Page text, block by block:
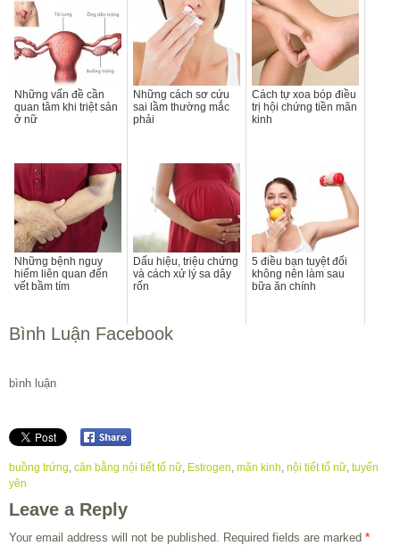
Những vấn đề cần
quan tâm khi triệt sản
ở nữ
Những cách sơ cứu
sai lầm thường mắc
phải
Cách tự xoa bóp điều
trị hội chứng tiền mãn
kinh
Những bệnh nguy
hiểm liên quan đến
vết bầm tím
Dấu hiệu, triệu chứng
và cách xử lý sa dây
rốn
5 điều bạn tuyệt đối
không nên làm sau
bữa ăn chính
Bình Luận Facebook
bình luận
buồng trứng, cân bằng nội tiết tố nữ, Estrogen, mãn kinh, nội tiết tố nữ, tuyến
yên
Leave a Reply
Your email address will not be published. Required fields are marked *